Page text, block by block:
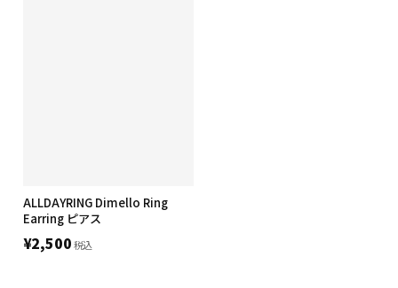
ALLDAYRING Dimello Ring
Earring ピアス
¥2,500税込